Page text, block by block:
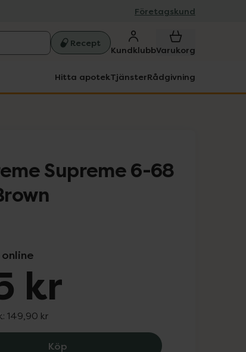
Företagskund
Recept
KundklubbVarukorg
Hitta apotekTjänsterRådgivning
Supreme 6-68
online
kr
149,90 kr
Köp Schwarzkopf Creme Supreme 6-68